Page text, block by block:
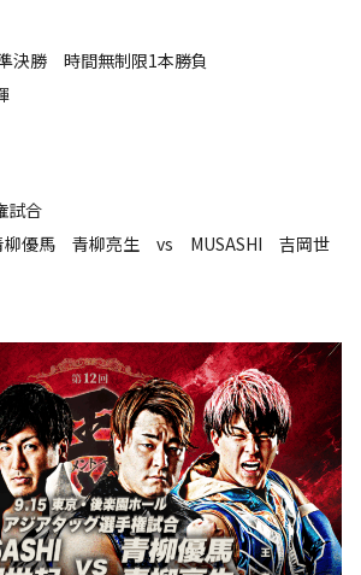
決勝 時間無制限1本勝負
試合
青柳優馬 青柳亮生 vs MUSASHI 吉岡世